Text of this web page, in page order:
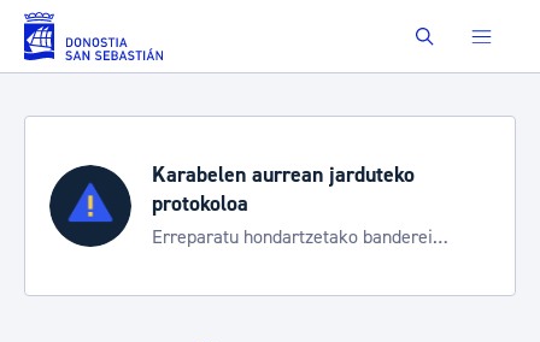
Eduki nagusira joan Buscar
Karabelen aurrean jarduteko
protokoloa
Erreparatu hondartzetako banderei